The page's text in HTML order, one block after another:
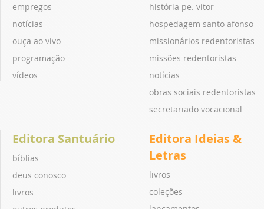
empregos
notícias
ouça ao vivo
programação
vídeos
história pe. vitor
hospedagem santo afonso
missionários redentoristas
missões redentoristas
notícias
obras sociais redentoristas
secretariado vocacional
Editora Santuário
bíblias
deus conosco
livros
Editora Ideias &
Letras
livros
coleções